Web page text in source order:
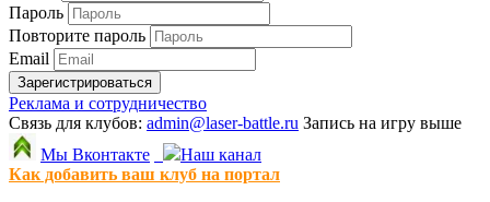
Пароль
Повторите пароль
Email
Зарегистрироваться
Реклама и сотрудничество
Связь для клубов: admin@laser-battle.ru Запись на игру выше
Мы Вконтакте
Наш канал
Как добавить ваш клуб на портал